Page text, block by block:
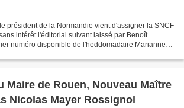
président de la Normandie vient d'assigner la SNCF
intérêt l'éditorial suivant laissé par Benoît
numéro disponible de l'heddomadaire Marianne
Maire de Rouen, Nouveau Maître
Nicolas Mayer Rossignol